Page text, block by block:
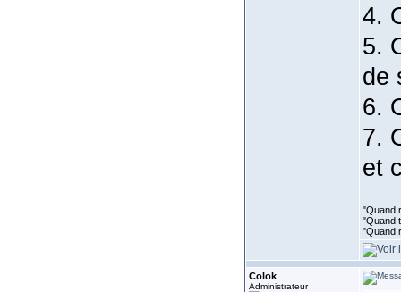
4.
5.
de
6.
7.
et
"Quand
"Quand
"Quand
Colok
Administrateur